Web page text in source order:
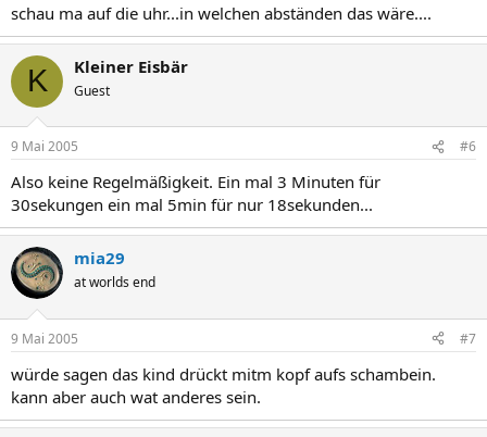
schau ma auf die uhr...in welchen abständen das wäre....
K Kleiner Eisbär
Guest
9 Mai 2005 #6
Also keine Regelmäßigkeit. Ein mal 3 Minuten für
30sekungen ein mal 5min für nur 18sekunden...
mia29
at worlds end
9 Mai 2005 #7
würde sagen das kind drückt mitm kopf aufs schambein.
kann aber auch wat anderes sein.